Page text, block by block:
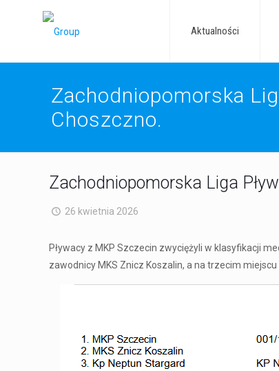
Aktualności
Zachodniopomorska
Choszczno.
Zachodniopomorska Liga
26 kwietnia 2026
Pływacy z MKP Szczecin zwyciężyli w klasyfikacji
zawodnicy MKS Znicz Koszalin, a na trzecim